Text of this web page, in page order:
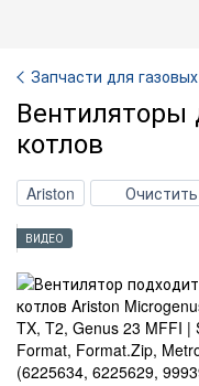
Запчасти для
Вентиляторы
котлов
Ariston Очистить
ВИДЕО